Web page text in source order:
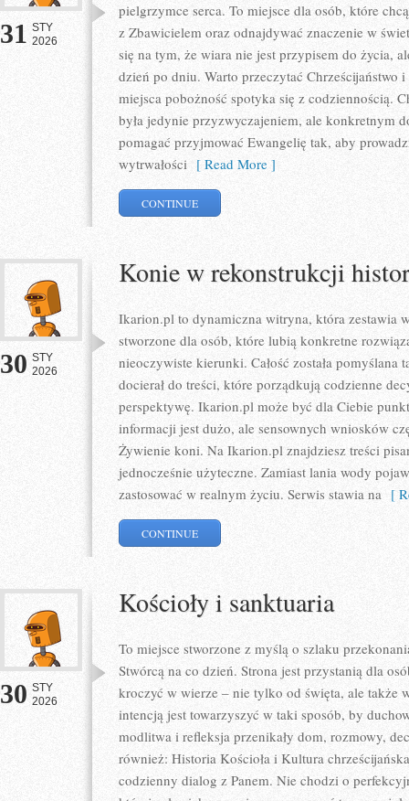
31 STY
2026
pielgrzymce serca. To miejsce dla osób, które
z Zbawicielem oraz odnajdywać znaczenie w
się na tym, że wiara nie jest przypisem do życia,
dzień po dniu. Warto przeczytać Chrześcijaństwo
miejsca pobożność spotyka się z codziennością.
była jedynie przyzwyczajeniem, ale konkretnym
pomagać przyjmować Ewangelię tak, aby
wytrwałości [ Read More ]
CONTINUE
30 STY
2026
Konie w rekonstrukcji
Ikarion.pl to dynamiczna witryna, która zestawia
stworzone dla osób, które lubią konkretne
nieoczywiste kierunki. Całość została
docierał do treści, które porządkują codzienne
perspektywę. Ikarion.pl może być dla Ciebie
informacji jest dużo, ale sensownych wniosków
Żywienie koni. Na Ikarion.pl znajdziesz treści
jednocześnie użyteczne. Zamiast lania wody
zastosować w realnym życiu. Serwis stawia na [
CONTINUE
30 STY
2026
Kościoły i sanktuaria
To miejsce stworzone z myślą o szlaku
Stwórcą na co dzień. Strona jest przystanią dla
kroczyć w wierze – nie tylko od święta, ale także
intencją jest towarzyszyć w taki sposób, by
modlitwa i refleksja przenikały dom, rozmowy,
również: Historia Kościoła i Kultura
codzienny dialog z Panem. Nie chodzi o